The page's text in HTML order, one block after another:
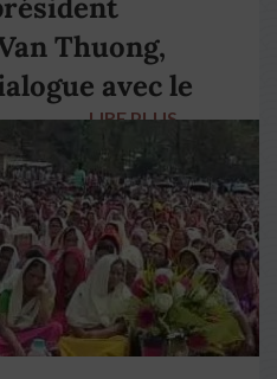
Thuong,
avec le
LIRE PLUS →